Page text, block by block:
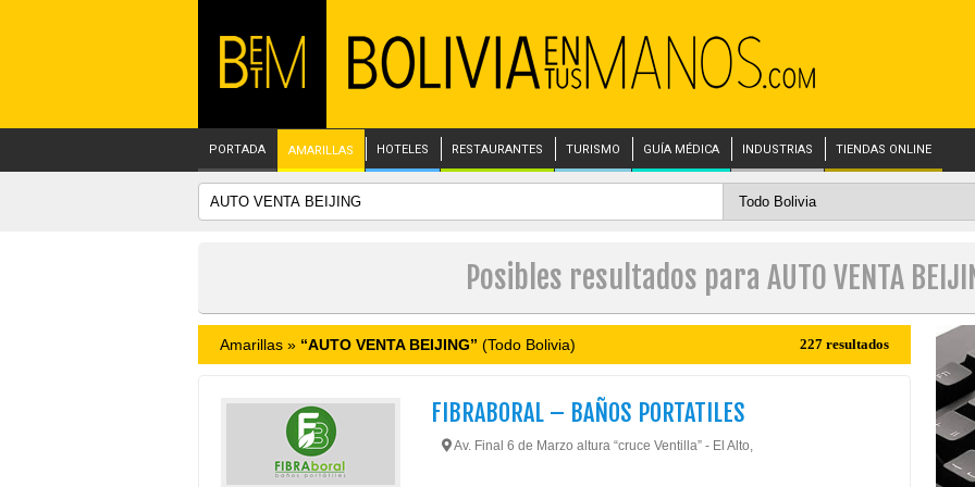
PORTADA AMARILLAS HOTELES RESTAURANTES TURISMO GUÍA MÉDICA INDUSTRIAS TIENDAS ONLINE
Posibles resultados para AUTO VENTA
Amarillas » “AUTO VENTA BEIJING” (Todo Bolivia) 227 resultados
FIBRABORAL – BAÑOS PORTATILES
Av. Final 6 de Marzo altura “cruce Ventilla” - El Alto,